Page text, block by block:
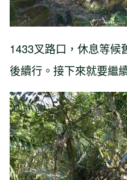
1433叉路口，休息等候
後續行。接下來就要繼